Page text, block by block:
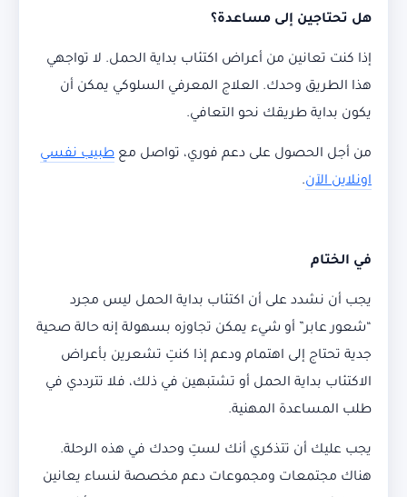
هل تحتاجين إلى مساعدة؟
إذا كنت تعانين من أعراض اكتئاب بداية الحمل. لا تواجهي
هذا الطريق وحدك. العلاج المعرفي السلوكي يمكن أن
يكون بداية طريقك نحو التعافي.
من أجل الحصول على دعم فوري، تواصل مع طبيب نفسي
اونلاين الآن.
في الختام
يجب أن نشدد على أن اكتئاب بداية الحمل ليس مجرد
“شعور عابر” أو شيء يمكن تجاوزه بسهولة إنه حالة صحية
جدية تحتاج إلى اهتمام ودعم إذا كنتِ تشعرين بأعراض
الاكتئاب بداية الحمل أو تشتبهين في ذلك، فلا تترددي في
طلب المساعدة المهنية.
يجب عليك أن تتذكري أنك لستِ وحدك في هذه الرحلة.
هناك مجتمعات ومجموعات دعم مخصصة لنساء يعانين